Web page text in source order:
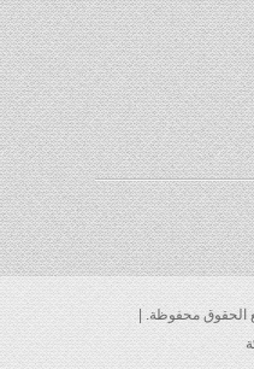
الحقوق محفوظة. |